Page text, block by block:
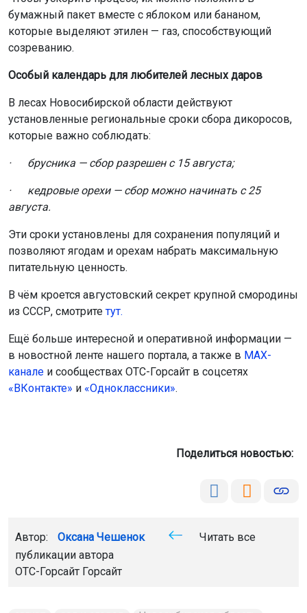
бумажный пакет вместе с яблоком или бананом,
которые выделяют этилен — газ, способствующий
созреванию.
Особый календарь для любителей лесных даров
В лесах Новосибирской области действуют
установленные региональные сроки сбора дикоросов,
которые важно соблюдать:
· брусника — сбор разрешен с 15 августа;
· кедровые орехи — сбор можно начинать с 25
августа.
Эти сроки установлены для сохранения популяций и
позволяют ягодам и орехам набрать максимальную
питательную ценность.
В чём кроется августовский секрет крупной смородины
из СССР, смотритетут.
Ещё больше интересной и оперативной информации —
в новостной ленте нашего портала, а также в МАХ-
канале и сообществах ОТС-Горсайт в соцсетях
«ВКонтакте» и «Одноклассники».
Поделиться новостью:
Автор: Оксана Чешенок
Читать все
публикации автора
ОТС-Горсайт Горсайт